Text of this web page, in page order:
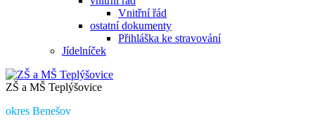
Vnitřní řád
ostatní dokumenty
Přihláška ke stravování
Jídelníček
ZŠ a MŠ Teplýšovice
okres Benešov